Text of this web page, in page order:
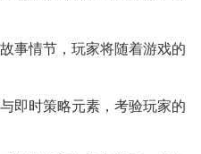
事情节，玩家将随着游戏的
即时策略元素，考验玩家的